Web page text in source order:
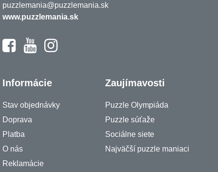
puzzlemania@puzzlemania.sk
www.puzzlemania.sk
Informácie
Stav objednávky
Doprava
Platba
O nás
Reklamácie
Zaujímavosti
Puzzle Olympiáda
Puzzle súťaže
Sociálne siete
Najväčší puzzle maniaci